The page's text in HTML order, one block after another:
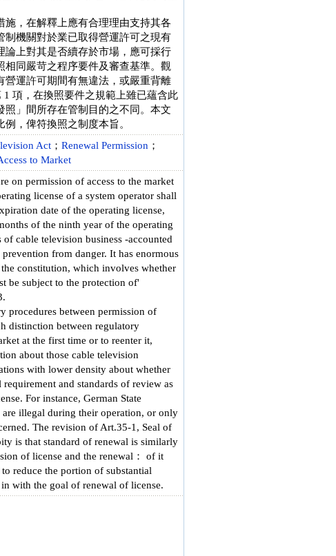
，在解釋上應有合理理由支持其各
機關對於業已取得營運許可之現有
上對其是否續存於市場，應可採行
同嚴苛之程序要件及審查基準。觀
營運許可期間有無違法，或嚴重背離
項，在換照要件之規範上雖已蘊含此
」間所存在管制目的之不同。本文
，俾符換照之制度本旨。
Act ； Renewal Permission ；
to Market
on permission of access to the market
license of a system operator shall
date of the operating license,
of the ninth year of the operating
cable television business -accounted
from danger. It has enormous
constitution, which involves whether
be subject to the protection of'
procedures between permission of
distinction between regulatory
at the first time or to reenter it,
about those cable television
with lower density about whether
and standards of review as
For instance, German State
are illegal during their operation, or only
The revision of Art.35-1, Seal of
is that standard of renewal is similarly
of license and the renewal： of it
reduce the portion of substantial
with the goal of renewal of license.